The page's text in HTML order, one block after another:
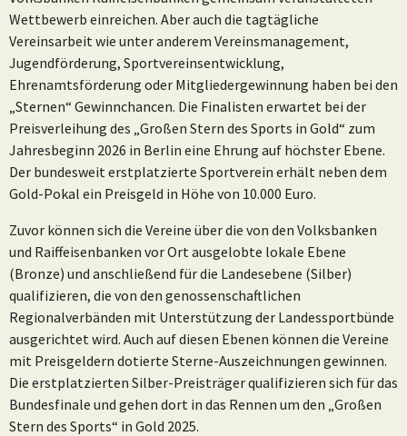
Wettbewerb einreichen. Aber auch die tagtägliche
Vereinsarbeit wie unter anderem Vereinsmanagement,
Jugendförderung, Sportvereinsentwicklung,
Ehrenamtsförderung oder Mitgliedergewinnung haben bei den
„Sternen“ Gewinnchancen. Die Finalisten erwartet bei der
Preisverleihung des „Großen Stern des Sports in Gold“ zum
Jahresbeginn 2026 in Berlin eine Ehrung auf höchster Ebene.
Der bundesweit erstplatzierte Sportverein erhält neben dem
Gold-Pokal ein Preisgeld in Höhe von 10.000 Euro.
Zuvor können sich die Vereine über die von den Volksbanken
und Raiffeisenbanken vor Ort ausgelobte lokale Ebene
(Bronze) und anschließend für die Landesebene (Silber)
qualifizieren, die von den genossenschaftlichen
Regionalverbänden mit Unterstützung der Landessportbünde
ausgerichtet wird. Auch auf diesen Ebenen können die Vereine
mit Preisgeldern dotierte Sterne-Auszeichnungen gewinnen.
Die erstplatzierten Silber-Preisträger qualifizieren sich für das
Bundesfinale und gehen dort in das Rennen um den „Großen
Stern des Sports“ in Gold 2025.